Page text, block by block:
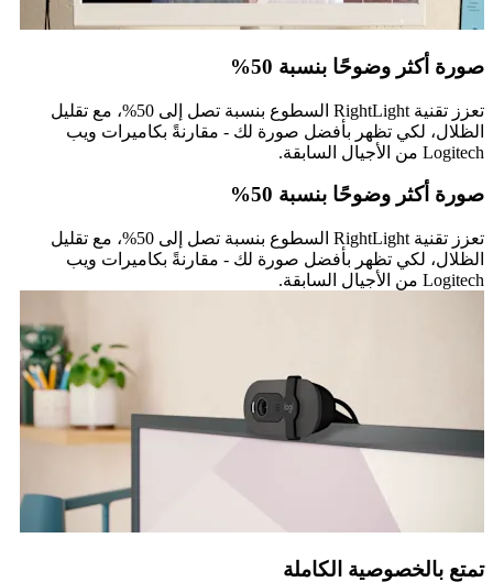
صورة أكثر وضوحًا بنسبة 50%
تعزز تقنية RightLight السطوع بنسبة تصل إلى 50%، مع تقليل
الظلال، لكي تظهر بأفضل صورة لك - مقارنةً بكاميرات ويب
Logitech من الأجيال السابقة.
صورة أكثر وضوحًا بنسبة 50%
تعزز تقنية RightLight السطوع بنسبة تصل إلى 50%، مع تقليل
الظلال، لكي تظهر بأفضل صورة لك - مقارنةً بكاميرات ويب
Logitech من الأجيال السابقة.
تمتع بالخصوصية الكاملة